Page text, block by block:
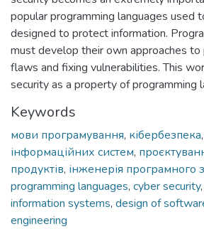
popular programming languages used
designed to protect information.
must develop their own approaches
flaws and fixing vulnerabilities. This
security as a property of programming
Keywords
мови програмування, кібербезпека,
інформаційних систем,
продуктів, інженерія програмного
programming languages, cyber security,
information systems, design of
engineering